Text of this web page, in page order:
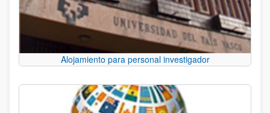
Alojamiento para personal investigador